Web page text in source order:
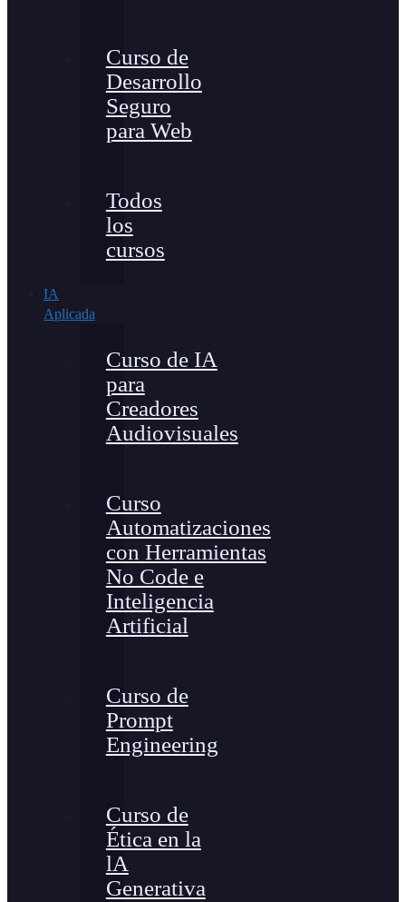
Curso de
Desarrollo
Seguro
para Web
Todos
los
cursos
IA
Aplicada
Curso de IA
para
Creadores
Audiovisuales
Curso
Automatizaciones
con Herramientas
No Code e
Inteligencia
Artificial
Curso de
Prompt
Engineering
Curso de
Ética en la
lA
Generativa